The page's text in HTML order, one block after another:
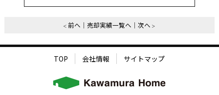
前へ 売却実績一覧へ 次へ
TOP 会社情報 サイトマップ